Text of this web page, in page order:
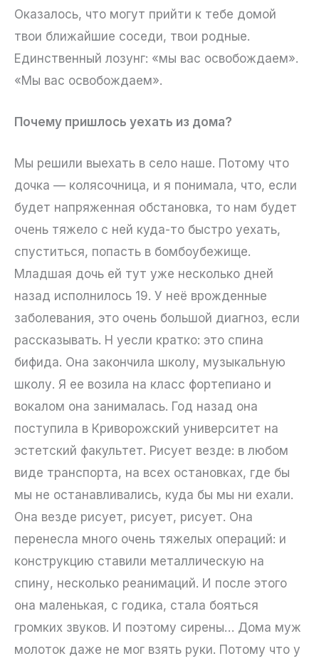
Оказалось, что могут прийти к тебе домой
твои ближайшие соседи, твои родные.
Единственный лозунг: «мы вас освобождаем».
«Мы вас освобождаем».
Почему пришлось уехать из дома?
Мы решили выехать в село наше. Потому что
дочка — колясочница, и я понимала, что, если
будет напряженная обстановка, то нам будет
очень тяжело с ней куда-то быстро уехать,
спуститься, попасть в бомбоубежище.
Младшая дочь ей тут уже несколько дней
назад исполнилось 19. У неё врожденные
заболевания, это очень большой диагноз, если
рассказывать. Н уесли кратко: это спина
бифида. Она закончила школу, музыкальную
школу. Я ее возила на класс фортепиано и
вокалом она занималась. Год назад она
поступила в Криворожский университет на
эстетский факультет. Рисует везде: в любом
виде транспорта, на всех остановках, где бы
мы не останавливались, куда бы мы ни ехали.
Она везде рисует, рисует, рисует. Она
перенесла много очень тяжелых операций: и
конструкцию ставили металлическую на
спину, несколько реанимаций. И после этого
она маленькая, с годика, стала бояться
громких звуков. И поэтому сирены… Дома муж
молоток даже не мог взять руки. Потому что у